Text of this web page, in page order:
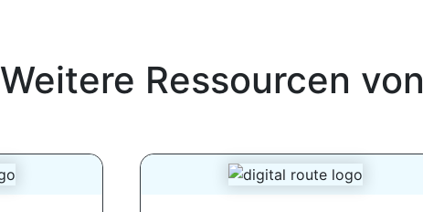
Weitere Ressourcen von